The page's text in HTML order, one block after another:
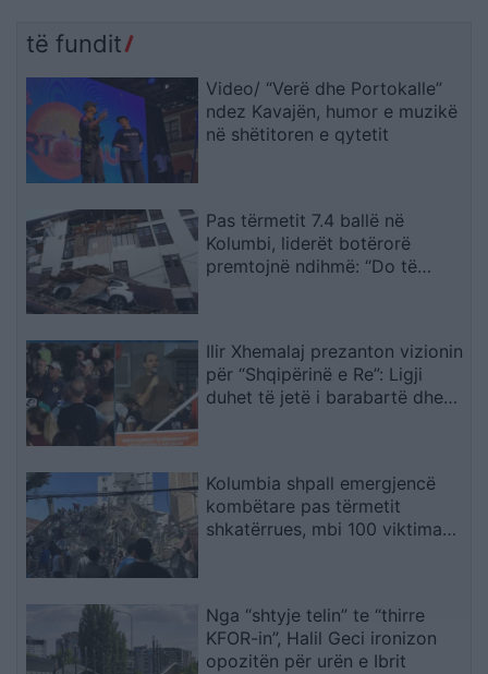
të fundit
Video/ “Verë dhe Portokalle”
ndez Kavajën, humor e muzikë
në shëtitoren e qytetit
Pas tërmetit 7.4 ballë në
Kolumbi, liderët botërorë
premtojnë ndihmë: “Do të
Ilir Xhemalaj prezanton vizionin
për “Shqipërinë e Re”: Ligji
duhet të jetë i barabartë dhe
Kolumbia shpall emergjencë
kombëtare pas tërmetit
shkatërrues, mbi 100 viktima
Nga “shtyje telin” te “thirre
KFOR-in”, Halil Geci ironizon
opozitën për urën e Ibrit